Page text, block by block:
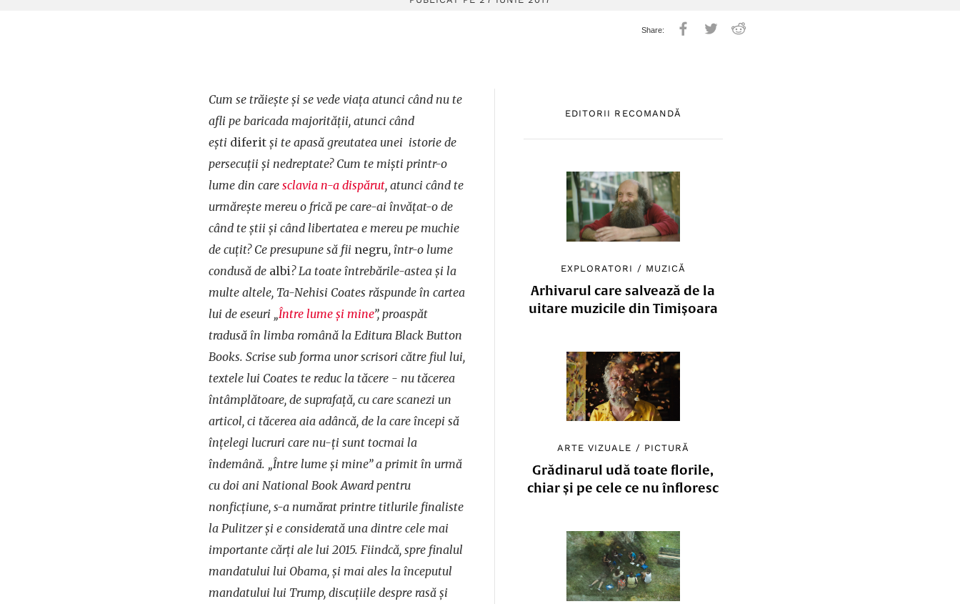
EDITORII RECOMANDĂ
EXPLORATORI / MUZICĂ
Arhivarul care salvează de la
uitare muzicile din Timișoara
ARTE VIZUALE / PICTURĂ
Grădinarul udă toate florile,
chiar și pe cele ce nu înfloresc
Cum se trăiește și se vede viața atunci când nu te
afli pe baricada majorității, atunci când
ești diferit și te apasă greutatea unei istorie de
persecuții și nedreptate? Cum te miști printr-o
lume din care sclavia n-a dispărut, atunci când te
urmărește mereu o frică pe care-ai învățat-o de
când te știi și când libertatea e mereu pe muchie
de cuțit? Ce presupune să fii negru, într-o lume
condusă de albi? La toate întrebările-astea și la
multe altele, Ta-Nehisi Coates răspunde în cartea
lui de eseuri „Între lume și mine”, proaspăt
tradusă în limba română la Editura Black Button
Books. Scrise sub forma unor scrisori către fiul lui,
textele lui Coates te reduc la tăcere - nu tăcerea
întâmplătoare, de suprafață, cu care scanezi un
articol, ci tăcerea aia adâncă, de la care începi să
înțelegi lucruri care nu-ți sunt tocmai la
îndemână. „Între lume și mine” a primit în urmă
cu doi ani National Book Award pentru
nonficțiune, s-a numărat printre titlurile finaliste
la Pulitzer și e considerată una dintre cele mai
importante cărți ale lui 2015. Fiindcă, spre finalul
mandatului lui Obama, și mai ales la începutul
mandatului lui Trump, discuțiile despre rasă și